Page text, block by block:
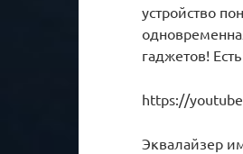
устройство
гаджетов!
https://
Эквалайзер